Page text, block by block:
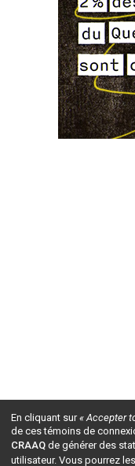
En cliquant sur« Accepter
de ces témoins de
CRAAQ de générer des
utilisateur. Vous pourrez